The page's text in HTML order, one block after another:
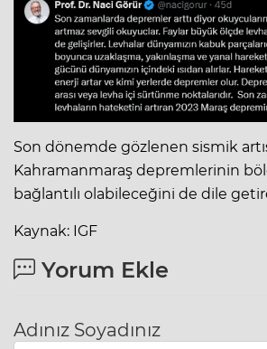
Son dönemde gözlenen sismik
Kahramanmaraş depremlerinin
bağlantılı olabileceğini de dile
Kaynak: IGF
Yorum Ekle
Adınız Soyadınız